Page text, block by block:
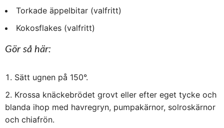
Torkade äppelbitar (valfritt)
Kokosflakes (valfritt)
Gör så här:
Sätt ugnen på 150°.
Krossa knäckebrödet grovt eller efter eget tycke och
blanda ihop med havregryn, pumpakärnor, solroskärnor
och chiafrön.